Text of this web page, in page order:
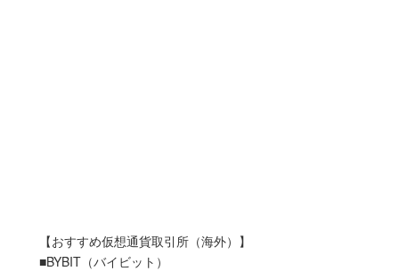
【おすすめ仮想通貨取引所（海外）】
■BYBIT（バイビット）